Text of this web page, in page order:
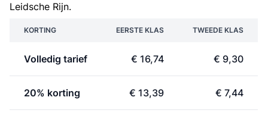
Leidsche Rijn.
KORTING EERSTE KLAS TWEEDE KLAS
Volledig tarief € 16,74 € 9,30
20% korting € 13,39 € 7,44